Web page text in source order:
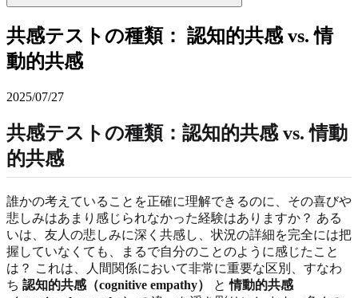
共感テストの種類： 認知的共感 vs. 情
動的共感
2025/07/27
共感テストの種類： 認知的共感 vs.情動
的共感
誰かの考えていることを正確に理解できるのに、その喜びや
悲しみはあまり感じられなかった経験はありますか？ ある
いは、友人の悲しみに深く共感し、状況の詳細を完全には把
握していなくても、まるで自分のことのように感じたこと
は？ これは、人間関係において非常に重要な区別、すなわ
ち 認知的共感（cognitive empathy） と情動的共感